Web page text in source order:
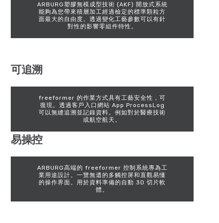
ARBURG塑膠無模成型技術 (AKF) 開放式系統
能夠為您帶來積層加工經過檢定的標準顆粒方
面最大的自由度。透過變化工藝參數可以有針
對性的影響零組件特性。
可追溯
freeformer 的作業方式具有工藝安全性，可
復現。透過客戶入口網站 App ProcessLog
可以無縫追溯並記錄資料。例如對於醫療技術
或航空航天。
易操控
ARBURG高端的 freeformer 控制系統專為工
業用途設計。一覽無遺的多觸控屏和直觀易懂
的操作界面。用於資料準備的自動 3D 切片軟
體。